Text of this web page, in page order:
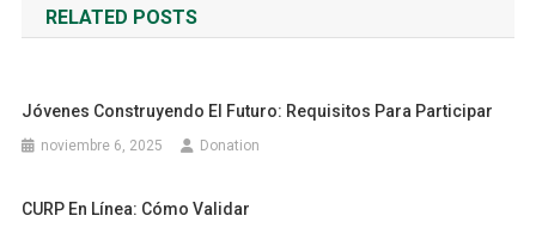
entradas
RELATED POSTS
Jóvenes Construyendo El Futuro: Requisitos Para Participar
noviembre 6, 2025 Donation
CURP En Línea: Cómo Validar